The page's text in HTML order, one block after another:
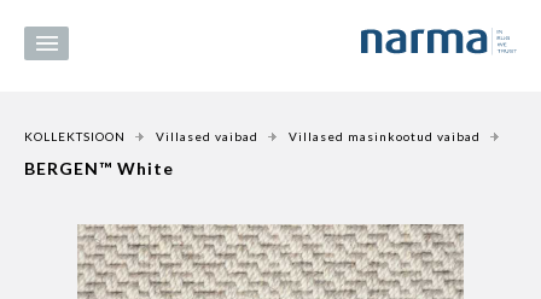
KOLLEKTSIOON Villased vaibad Villased masinkootud vaibad
BERGEN™ White